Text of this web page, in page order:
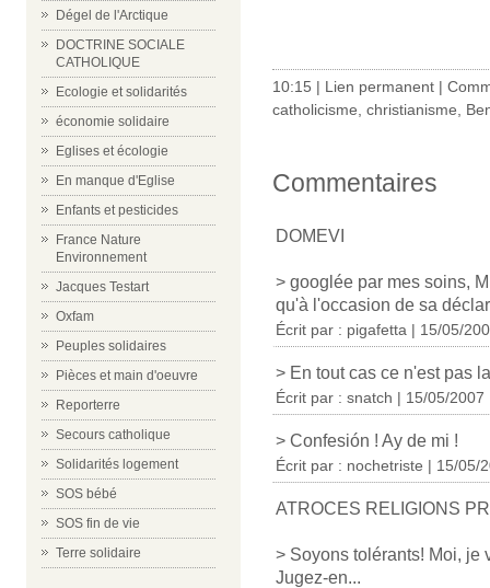
Dégel de l'Arctique
DOCTRINE SOCIALE
CATHOLIQUE
Ecologie et solidarités
économie solidaire
Eglises et écologie
En manque d'Eglise
Enfants et pesticides
France Nature
Environnement
Jacques Testart
Oxfam
Peuples solidaires
Pièces et main d'oeuvre
Reporterre
Secours catholique
Solidarités logement
SOS bébé
SOS fin de vie
Terre solidaire
10:15 | Lien permanent |
catholicisme christianisme
Commentaires
DOMEVI
> googlée par mes soins,
qu'à l'occasion de sa
Écrit par : pigafetta | 15/05/
> En tout cas ce n'est pas
Écrit par : snatch | 15/05/2007
> Confesión ! Ay de mi !
Écrit par : nochetriste | 15/05/
ATROCES RELIGIONS
> Soyons tolérants! Moi, je
Jugez-en...